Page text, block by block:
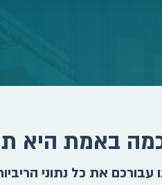
באמת היא
את כל נתוני